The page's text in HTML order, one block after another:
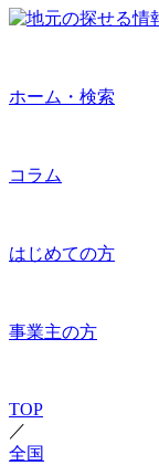
ホーム・検索
コラム
はじめての方
事業主の方
TOP
／
全国